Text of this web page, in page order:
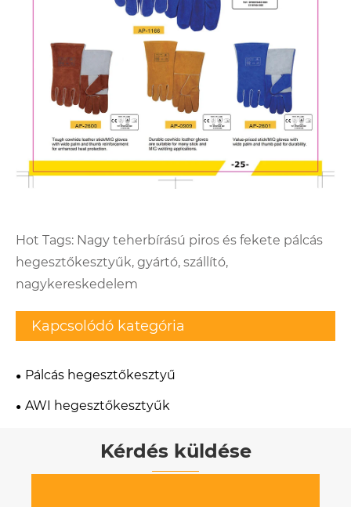
Hot Tags: Nagy teherbírású piros és fekete pálcás
hegesztőkesztyűk, gyártó, szállító,
nagykereskedelem
Kapcsolódó kategória
Pálcás hegesztőkesztyű
AWI hegesztőkesztyűk
Kérdés küldése